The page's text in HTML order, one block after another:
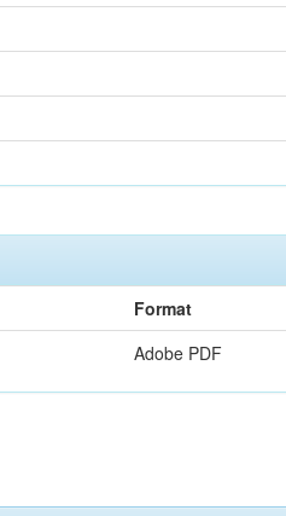
Format
Adobe PDF